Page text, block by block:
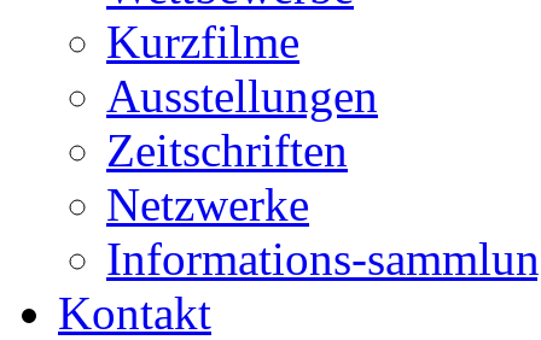
Kurzfilme
Ausstellungen
Zeitschriften
Netzwerke
Informations-
Kontakt